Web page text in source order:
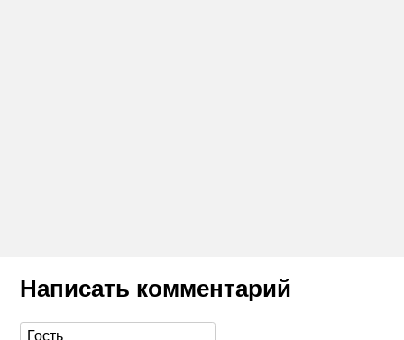
Написать комментарий